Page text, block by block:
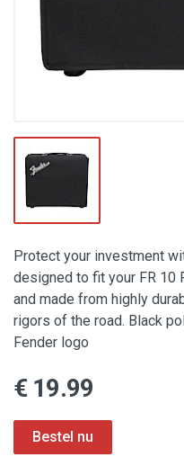
Protect your investment
designed to fit your FR 10
and made from highly
rigors of the road. Black
Fender logo
€ 19.99